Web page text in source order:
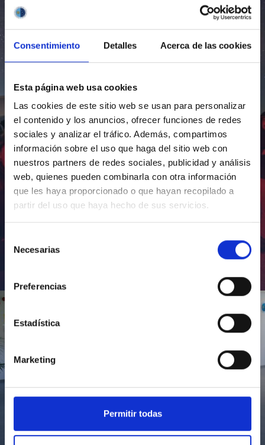
Consentimiento Detalles Acerca de las cookies
Esta página web usa cookies
Las cookies de este sitio web se usan para personalizar
el contenido y los anuncios, ofrecer funciones de redes
sociales y analizar el tráfico. Además, compartimos
información sobre el uso que haga del sitio web con
nuestros partners de redes sociales, publicidad y análisis
web, quienes pueden combinarla con otra información
que les haya proporcionado o que hayan recopilado a
partir del uso que haya hecho de sus servicios.
Necesarias
Preferencias
Estadística
Marketing
Permitir todas